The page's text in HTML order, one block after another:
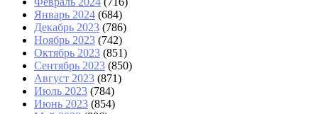
Январь 2024 (684)
Декабрь 2023 (786)
Ноябрь 2023 (742)
Октябрь 2023 (851)
Сентябрь 2023 (850)
Август 2023 (871)
Июль 2023 (784)
Июнь 2023 (854)